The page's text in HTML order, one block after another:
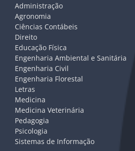
Administração
Agronomia
Ciências Contábeis
Direito
Educação Física
Engenharia Ambiental e Sanitária
Engenharia Civil
Engenharia Florestal
Letras
Medicina
Medicina Veterinária
Pedagogia
Psicologia
Sistemas de Informação